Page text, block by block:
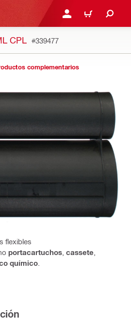
INICIE SESIÓN O
CARRITO
CPL #339477
complementarios
flexibles
portacartuchos cassete
químico